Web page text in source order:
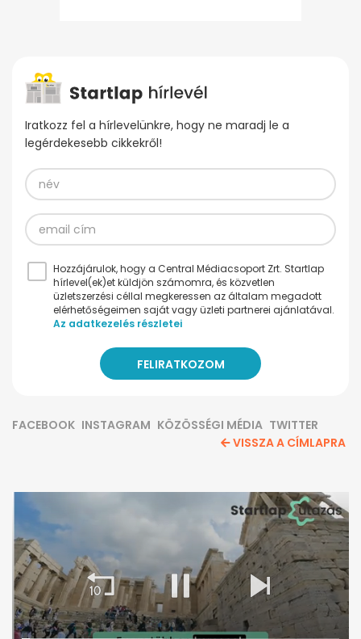
Iratkozz fel a hírlevelünkre, hogy ne maradj le a
legérdekesebb cikkekről!
Hozzájárulok, hogy a Central Médiacsoport Zrt. Startlap
hírlevel(ek)et küldjön számomra, és közvetlen
üzletszerzési céllal megkeressen az általam megadott
elérhetőségeimen saját vagy üzleti partnerei ajánlatával.
Az adatkezelés részletei
FACEBOOK INSTAGRAM KÖZÖSSÉGI MÉDIA TWITTER
VISSZA A CÍMLAPRA